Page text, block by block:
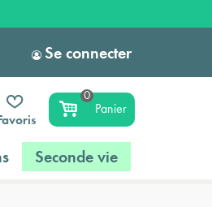
Se connecter
0
Panier
Seconde vie